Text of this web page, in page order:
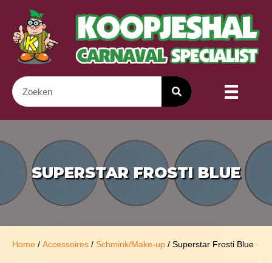
SUPERSTAR FROSTI BLUE
Home / Accessoires / Schmink/Make-up / Superstar Frosti Blue